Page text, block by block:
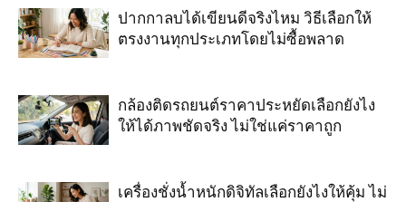
ปากกาลบได้เขียนดีจริงไหม วิธีเลือกให้
ตรงงานทุกประเภทโดยไม่ซื้อพลาด
กล้องติดรถยนต์ราคาประหยัดเลือกยังไง
ให้ได้ภาพชัดจริง ไม่ใช่แค่ราคาถูก
เครื่องชั่งน้ำหนักดิจิทัลเลือกยังไงให้คุ้ม ไม่